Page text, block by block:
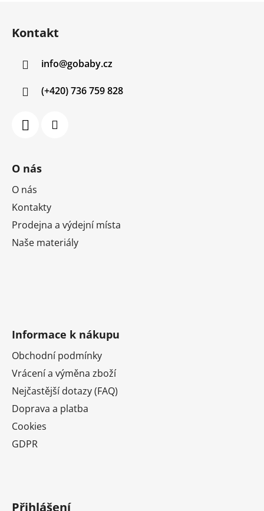
Kontakt
info@gobaby.cz
(+420) 736 759 828
O nás
O nás
Kontakty
Prodejna a výdejní místa
Naše materiály
Informace k nákupu
Obchodní podmínky
Vrácení a výměna zboží
Nejčastější dotazy (FAQ)
Doprava a platba
Cookies
GDPR
Přihlášení